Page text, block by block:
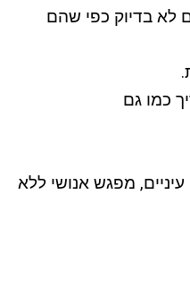
לא בדיוק כפי שהם
כמו גם
עיניים, מפגש אנושי ללא